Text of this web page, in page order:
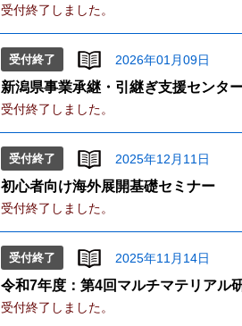
受付終了しました。
受付終了 2026年01月09日
新潟県事業承継・引継ぎ支援センタ
受付終了しました。
受付終了 2025年12月11日
初心者向け海外展開基礎セミナー
受付終了しました。
受付終了 2025年11月14日
令和7年度：第4回マルチマテリアル
受付終了しました。